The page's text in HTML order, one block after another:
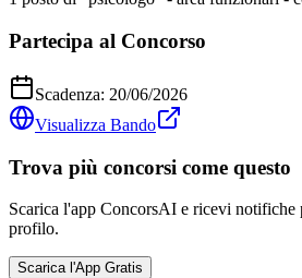
Partecipa al Concorso
Scadenza: 20/06/2026
Visualizza Bando
Trova più concorsi come questo
Scarica l'app ConcorsAI e ricevi notifiche
profilo.
Scarica l'App Gratis